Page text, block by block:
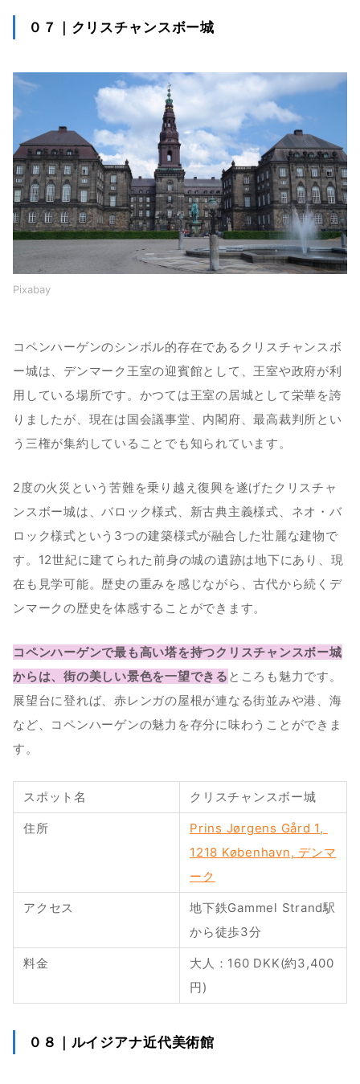
０７｜クリスチャンスボー城
Pixabay
コペンハーゲンのシンボル的存在であるクリスチャンスボ
ー城は、デンマーク王室の迎賓館として、王室や政府が利
用している場所です。かつては王室の居城として栄華を誇
りましたが、現在は国会議事堂、内閣府、最高裁判所とい
う三権が集約していることでも知られています。
2度の火災という苦難を乗り越え復興を遂げたクリスチャ
ンスボー城は、バロック様式、新古典主義様式、ネオ・バ
ロック様式という3つの建築様式が融合した壮麗な建物で
す。12世紀に建てられた前身の城の遺跡は地下にあり、現
在も見学可能。歴史の重みを感じながら、古代から続くデ
ンマークの歴史を体感することができます。
コペンハーゲンで最も高い塔を持つクリスチャンスボー城
からは、街の美しい景色を一望できる ところも魅力です。
展望台に登れば、赤レンガの屋根が連なる街並みや港、海
など、コペンハーゲンの魅力を存分に味わうことができま
す。
スポット名 クリスチャンスボー城
住所
Prins Jørgens Gård 1,
1218 København, デンマ
ーク
アクセス
地下鉄Gammel Strand駅
から徒歩3分
料金
大人：160 DKK(約3,400
円)
０８｜ルイジアナ近代美術館